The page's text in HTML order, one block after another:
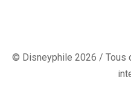
© Disneyphile 2026 / Tous